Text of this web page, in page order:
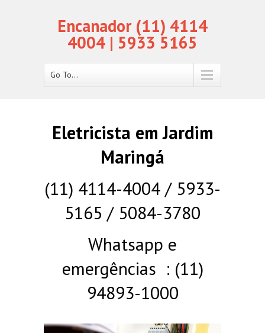
Encanador (11) 4114
4004 | 5933 5165
Go To...
Eletricista em Jardim
Maringá
(11) 4114-4004 / 5933-
5165 / 5084-3780
Whatsapp e
emergências : (11)
94893-1000